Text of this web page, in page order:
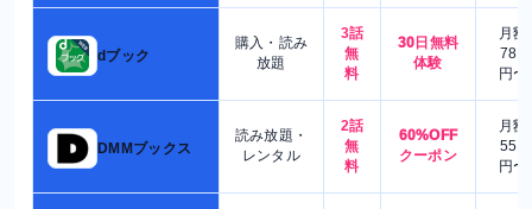
dブック
購入・読み
放題
3話
無
料
30日無料
体験
月額
780
円〜
DMMブックス
読み放題・
レンタル
2話
無
料
60%OFF
クーポン
月額
550
円〜